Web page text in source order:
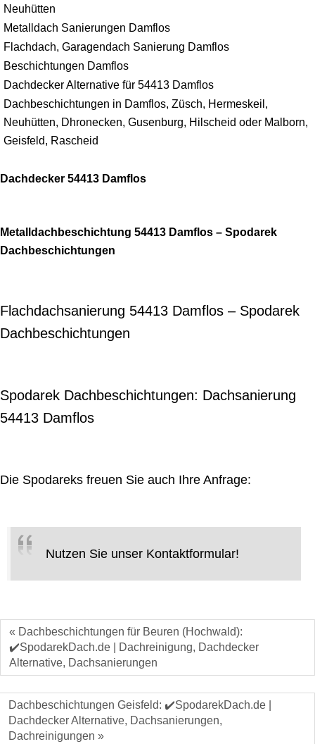
Neuhütten
Metalldach Sanierungen Damflos
Flachdach, Garagendach Sanierung Damflos
Beschichtungen Damflos
Dachdecker Alternative für 54413 Damflos
Dachbeschichtungen in Damflos, Züsch, Hermeskeil,
Neuhütten, Dhronecken, Gusenburg, Hilscheid oder Malborn,
Geisfeld, Rascheid
Dachdecker 54413 Damflos
Metalldachbeschichtung 54413 Damflos – Spodarek
Dachbeschichtungen
Flachdachsanierung 54413 Damflos – Spodarek
Dachbeschichtungen
Spodarek Dachbeschichtungen: Dachsanierung
54413 Damflos
Die Spodareks freuen Sie auch Ihre Anfrage:
Nutzen Sie unser Kontaktformular!
« Dachbeschichtungen für Beuren (Hochwald):
✔️SpodarekDach.de | Dachreinigung, Dachdecker
Alternative, Dachsanierungen
Dachbeschichtungen Geisfeld: ✔️SpodarekDach.de |
Dachdecker Alternative, Dachsanierungen,
Dachreinigungen »